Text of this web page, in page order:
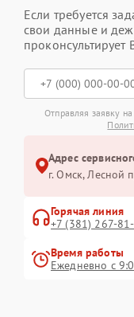
Если требуется
свои данные и
проконсультирует
Отправляя заявку
Адрес
г. Омск, ​Лесной
Горячая линия
+7 (381) 267-
Время работы
Ежедневно с